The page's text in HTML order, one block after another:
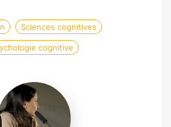
Sciences cognitives
cognitive
Camillia
Bouchon